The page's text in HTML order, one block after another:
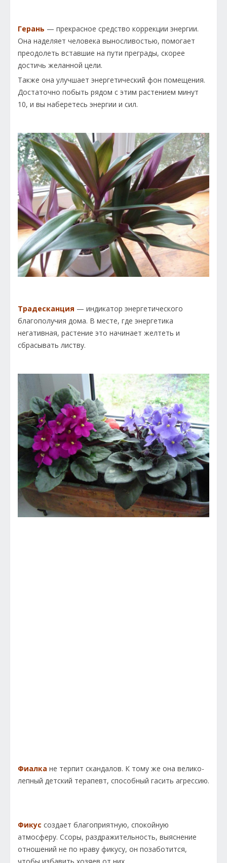
Герань — прекрасное средство коррекции энергии.
Она наделяет человека выносливостью, помогает
преодолеть вставшие на пути преграды, скорее
достичь желанной цели.
Также она улучшает энергетический фон помещения.
Достаточно побыть рядом с этим растением минут
10, и вы наберетесь энергии и сил.
Традесканция — индикатор энергетического
благополучия дома. В месте, где энергетика
негативная, растение это начинает желтеть и
сбрасывать листву.
Фиалка не терпит скандалов. К тому же она велико­
лепный детский терапевт, способный гасить агрессию.
Фикус создает благоприятную, спокойную
атмосферу. Ссо­ры, раздражительность, выяснение
отношений не по нраву фикусу, он позаботится,